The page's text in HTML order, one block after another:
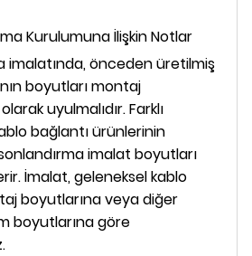
Kurulumuna İlişkin Notlar
imalatında, önceden üretilmiş
boyutları montaj
uyulmalıdır. Farklı
bağlantı ürünlerinin
imalat boyutları
İmalat, geleneksel kablo
boyutlarına veya diğer
boyutlarına göre